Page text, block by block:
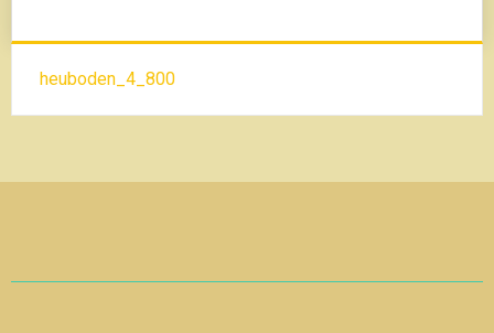
Navigation
heuboden_4_800